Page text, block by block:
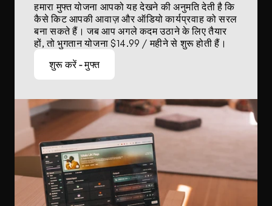
हमारा मुफ्त योजना आपको यह देखने की अनुमति देती है कि
कैसे किट आपकी आवाज़ और ऑडियो कार्यप्रवाह को सरल
बना सकते हैं। जब आप अगले कदम उठाने के लिए तैयार
हों, तो भुगतान योजना $14.99 / महीने से शुरू होती हैं।
शुरू करें - मुफ्त